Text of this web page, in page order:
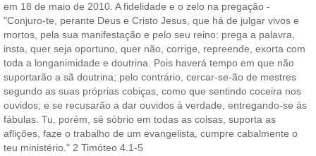
em 18 de maio de 2010. A fidelidade e o zelo na pregação -
"Conjuro-te, perante Deus e Cristo Jesus, que há de julgar vivos e
mortos, pela sua manifestação e pelo seu reino: prega a palavra,
insta, quer seja oportuno, quer não, corrige, repreende, exorta com
toda a longanimidade e doutrina. Pois haverá tempo em que não
suportarão a sã doutrina; pelo contrário, cercar-se-ão de mestres
segundo as suas próprias cobiças, como que sentindo coceira nos
ouvidos; e se recusarão a dar ouvidos à verdade, entregando-se ás
fábulas. Tu, porém, sê sóbrio em todas as coisas, suporta as
aflições, faze o trabalho de um evangelista, cumpre cabalmente o
teu ministério." 2 Timóteo 4.1-5